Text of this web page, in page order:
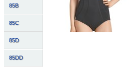
85B
85C
85D
85DD